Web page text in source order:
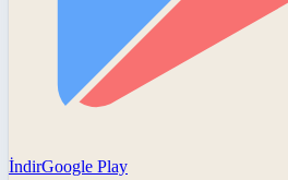
İndirGoogle Play